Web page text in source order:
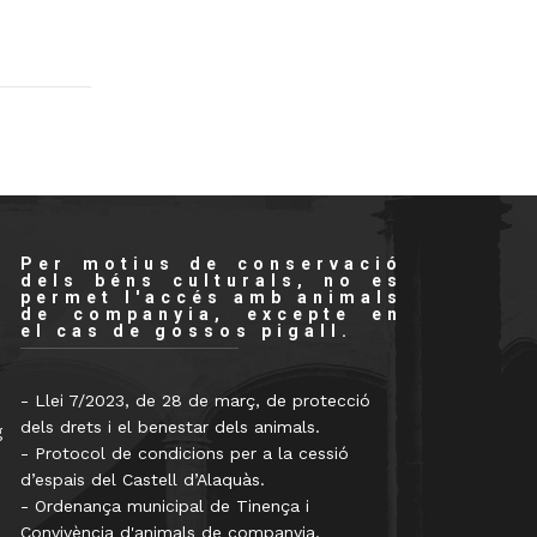
Per motius de conservació
dels béns culturals, no es
permet l'accés amb animals
de companyia, excepte en
el cas de gossos pigall.
- Llei 7/2023, de 28 de març, de protecció
dels drets i el benestar dels animals.
- Protocol de condicions per a la cessió
d’espais del Castell d’Alaquàs.
- Ordenança municipal de Tinença i
Convivència d'animals de companyia.